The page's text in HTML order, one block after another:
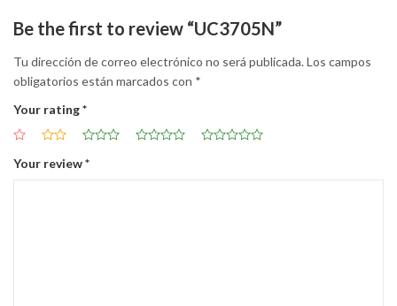
Be the first to review “UC3705N”
Tu dirección de correo electrónico no será publicada.Los campos
obligatorios están marcados con *
Your rating*
Your review*